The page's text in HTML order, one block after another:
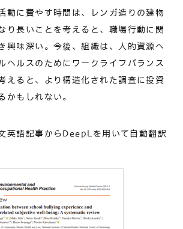
動に費やす時間は、レンガ造りの建物
り長いことを考えると、職場行動に関
興味深い。今後、組織は、人的資源へ
ヘルスのためにワークライフバランス
えると、より構造化された調査に投資
かもしれない。
英語記事からDeepLを用いて自動翻訳